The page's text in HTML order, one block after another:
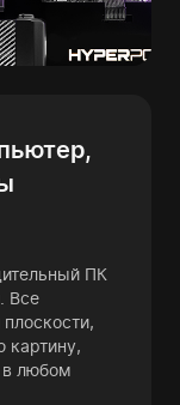
ПК
Все
в любом